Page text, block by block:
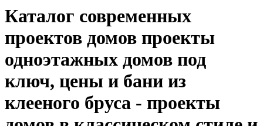
Каталог современных
проектов домов проекты
одноэтажных домов под
ключ, цены и бани из
клееного бруса - проекты